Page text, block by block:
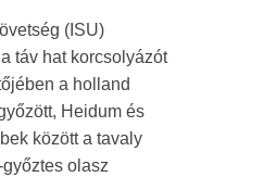
(ISU)
táv hat korcsolyázót
a holland
Heidum és
között a tavaly
olasz